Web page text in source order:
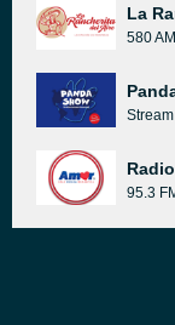
La
580 AM
Stream
95.3